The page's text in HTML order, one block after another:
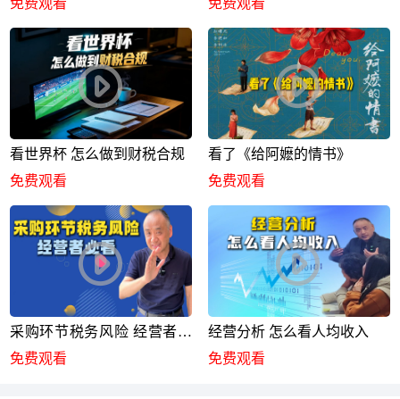
免费观看
免费观看
看世界杯 怎么做到财税合规
免费观看
看了《给阿嬷的情书》
免费观看
采购环节税务风险 经营者必
看
免费观看
经营分析 怎么看人均收入
免费观看